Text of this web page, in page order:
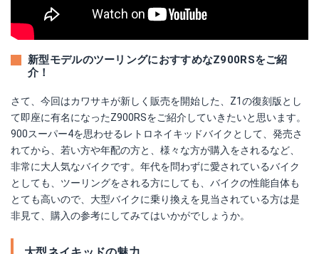
新型モデルのツーリングにおすすめなZ900RSをご紹
介！
さて、今回はカワサキが新しく販売を開始した、Z1の復刻版とし
て即座に有名になったZ900RSをご紹介していきたいと思います。
900スーパー4を思わせるレトロネイキッドバイクとして、発売さ
れてから、若い方や年配の方と、様々な方が購入をされるなど、
非常に大人気なバイクです。年代を問わずに愛されているバイク
としても、ツーリングをされる方にしても、バイクの性能自体も
とても高いので、大型バイクに乗り換えを見当されている方は是
非見て、購入の参考にしてみてはいかがでしょうか。